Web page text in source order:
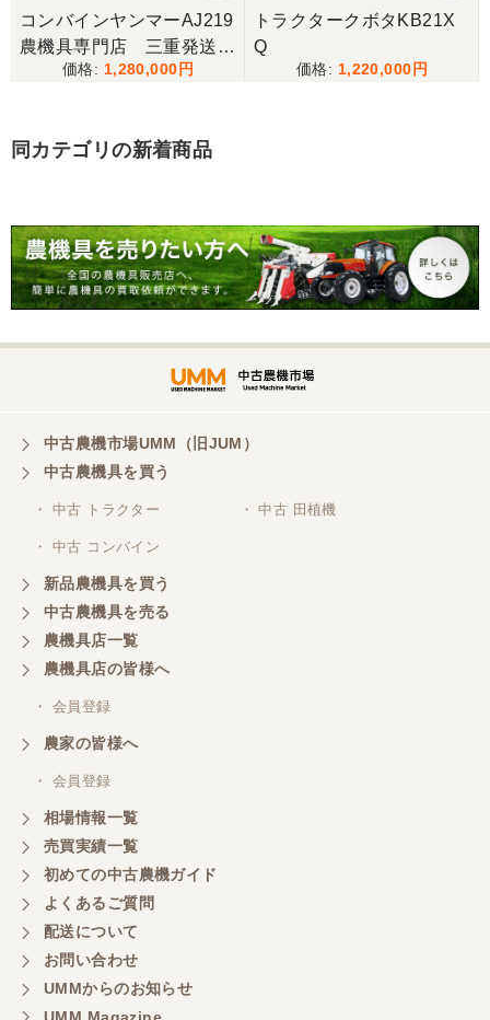
秋田県／nn
この度はありがとうございました。とても良いお取
のもなんですが、とても快調にすることができまし
た。 ありがとうございました。
大変立派な畦塗機を格安で譲って頂きありがとうご
ざいました。実演機レベルの真新しい機械でしたの
コンバインヤンマーAJ219
農機具専門店 三重発送整
備済み
1,280,000
トラクタークボタKB21X
Q
1,220,000
同カテゴリの新着商品
中古農機市場UMM（旧JUM）
中古農機具を買う
・ 中古 トラクター ・ 中古 田植機
・ 中古 コンバイン
新品農機具を買う
中古農機具を売る
農機具店一覧
農機具店の皆様へ
・ 会員登録
農家の皆様へ
・ 会員登録
相場情報一覧
売買実績一覧
初めての中古農機ガイド
よくあるご質問
配送について
お問い合わせ
UMMからのお知らせ
UMM Magazine